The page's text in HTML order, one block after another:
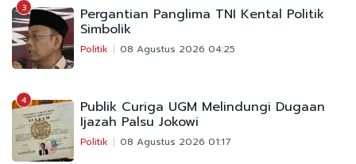
3 Pergantian Panglima TNI Kental Politik
Simbolik
Politik 08 Agustus 2026 04:25
4 Publik Curiga UGM Melindungi Dugaan
Ijazah Palsu Jokowi
Politik 08 Agustus 2026 01:17